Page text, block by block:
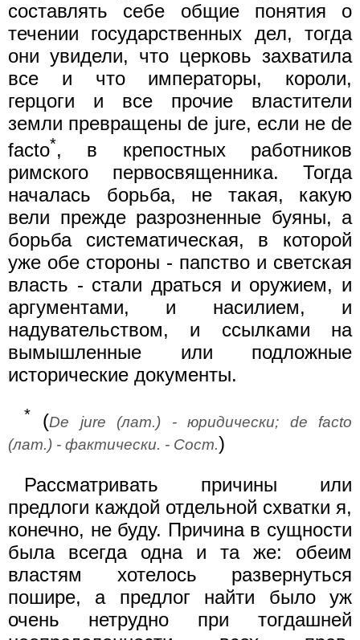
составлять себе общие понятия о
течении государственных дел, тогда
они увидели, что церковь захватила
все и что императоры, короли,
герцоги и все прочие властители
земли превращены de jure, если не de
facto*, в крепостных работников
римского первосвященника. Тогда
началась борьба, не такая, какую
вели прежде разрозненные буяны, а
борьба систематическая, в которой
уже обе стороны - папство и светская
власть - стали драться и оружием, и
аргументами, и насилием, и
надувательством, и ссылками на
вымышленные или подложные
исторические документы.
* (De jure (лат.) - юридически; de facto
(лат.) - фактически. - Сост.)
Рассматривать причины или
предлоги каждой отдельной схватки я,
конечно, не буду. Причина в сущности
была всегда одна и та же: обеим
властям хотелось развернуться
пошире, а предлог найти было уж
очень нетрудно при тогдашней